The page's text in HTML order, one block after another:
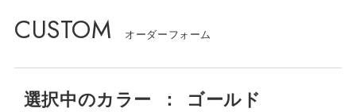
CUSTOM
選択中のカラー ： ゴールド